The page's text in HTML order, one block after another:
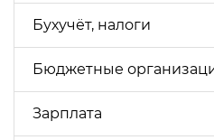
Бухучёт, налоги
Бюджетные
Зарплата